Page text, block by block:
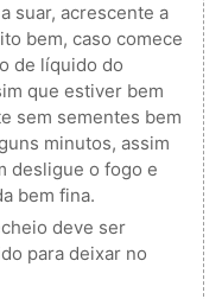
suar, acrescente a
bem, caso comece
de líquido do
que estiver bem
sem sementes bem
minutos, assim
desligue o fogo e
bem fina.
deve ser
para deixar no